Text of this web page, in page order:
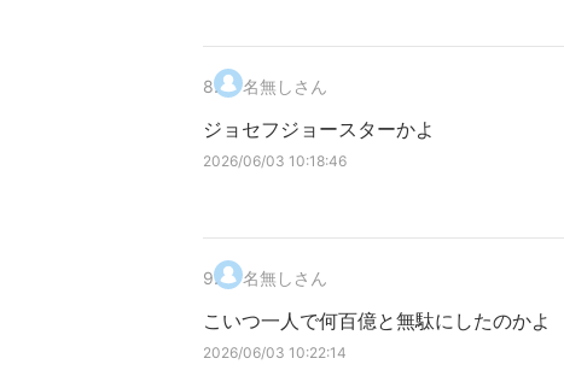
8. 名無しさん
ジョセフジョースターかよ
2026/06/03 10:18:46
9. 名無しさん
こいつ一人で何百億と無駄にしたのかよ
2026/06/03 10:22:14